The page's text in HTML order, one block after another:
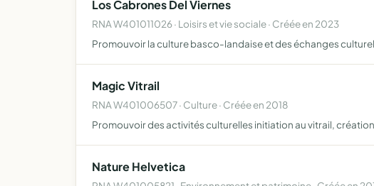
Los Cabrones Del Viernes
RNA W401011026 · Loisirs et vie sociale · Créée en 2023
Promouvoir la culture basco-landaise et des échanges
Magic Vitrail
RNA W401006507 · Culture · Créée en 2018
Promouvoir des activités culturelles initiation au vitrail,
Nature Helvetica